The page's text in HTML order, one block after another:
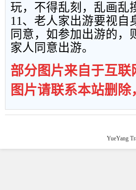
玩，不得乱刻，乱画乱
11、老人家出游要视自
同意，如参加出游的，
家人同意出游。
部分图片来自于互
图片请联系本站删除
YueYang